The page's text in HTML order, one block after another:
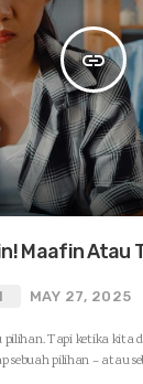
insert_link
Maafin Atau
MAY 27, 2025
Tapi ketika kita
sebuah pilihan – atau